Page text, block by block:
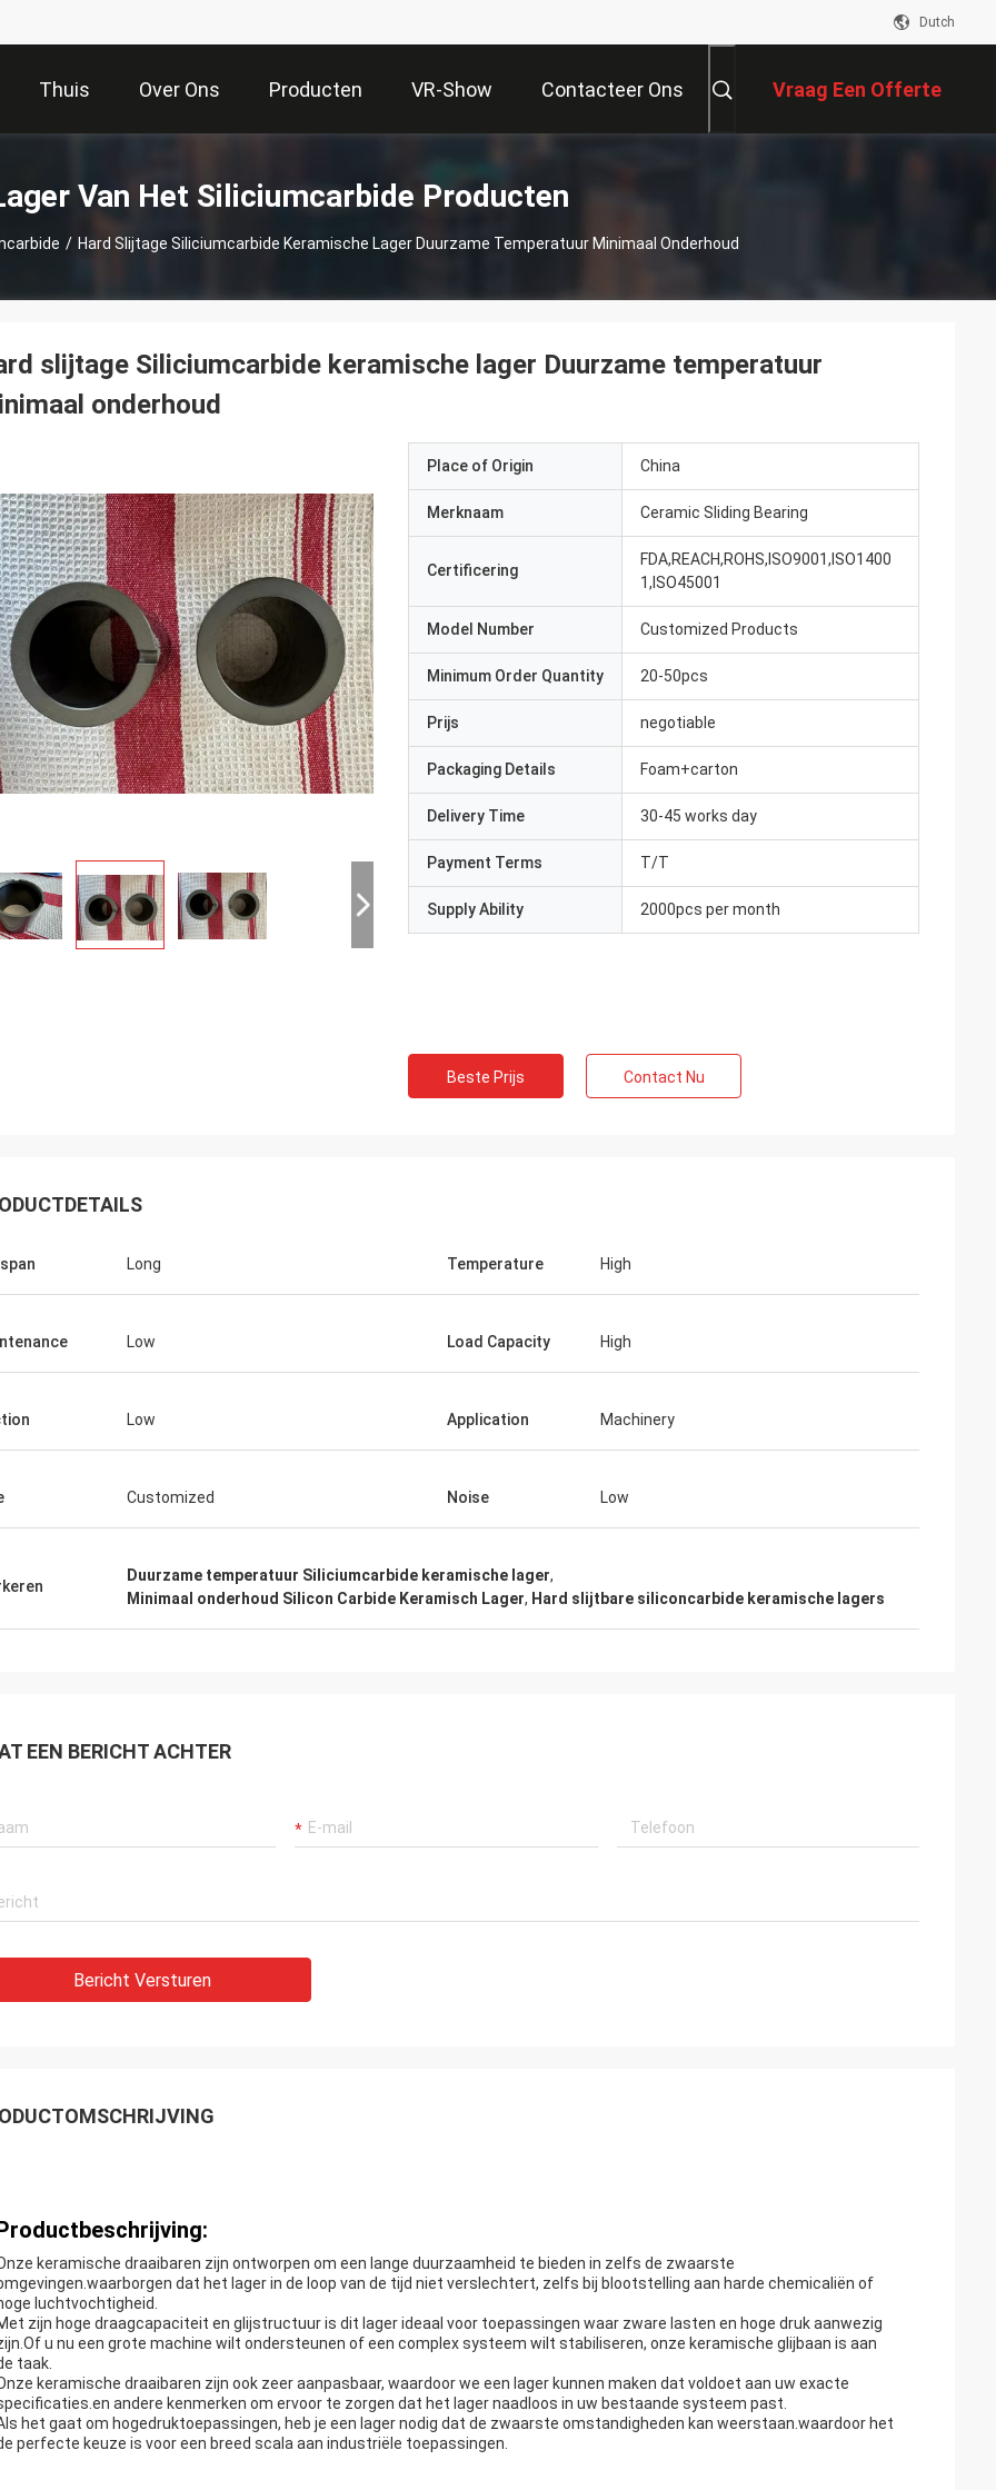
Dutch
Thuis Over Ons Producten VR-Show Contacteer Ons Vraag Een Offerte
Van Het Siliciumcarbide Producten
/ Hard Slijtage Siliciumcarbide Keramische Lager Duurzame Temperatuur Minimaal Onderhoud
goede kwaliteit en goedkoop. Wij
slijtage Siliciumcarbide keramische lager Duurzame temperatuur
onderhoud
Place of Origin China
Merknaam Ceramic Sliding Bearing
Certificering
FDA,REACH,ROHS,ISO9001,ISO1400
1,ISO45001
Model Number Customized Products
Minimum Order Quantity 20-50pcs
Prijs negotiable
Packaging Details Foam+carton
Delivery Time 30-45 works day
Payment Terms T/T
Supply Ability 2000pcs per month
Beste Prijs Contact Nu
Long Temperature High
Low Load Capacity High
Low Application Machinery
Customized Noise Low
Duurzame temperatuur Siliciumcarbide keramische lager,
Minimaal onderhoud Silicon Carbide Keramisch Lager, Hard slijtbare siliconcarbide keramische lagers
EEN BERICHT ACHTER
Bericht Versturen
keramische draaibaren zijn ontworpen om een lange duurzaamheid te bieden in zelfs de zwaarste
dat het lager in de loop van de tijd niet verslechtert, zelfs bij blootstelling aan harde chemicaliën of
luchtvochtigheid.
zijn hoge draagcapaciteit en glijstructuur is dit lager ideaal voor toepassingen waar zware lasten en hoge druk aanwezig
u nu een grote machine wilt ondersteunen of een complex systeem wilt stabiliseren, onze keramische glijbaan is aan
taak.
keramische draaibaren zijn ook zeer aanpasbaar, waardoor we een lager kunnen maken dat voldoet aan uw exacte
andere kenmerken om ervoor te zorgen dat het lager naadloos in uw bestaande systeem past.
het gaat om hogedruktoepassingen, heb je een lager nodig dat de zwaarste omstandigheden kan weerstaan.waardoor het
perfecte keuze is voor een breed scala aan industriële toepassingen.